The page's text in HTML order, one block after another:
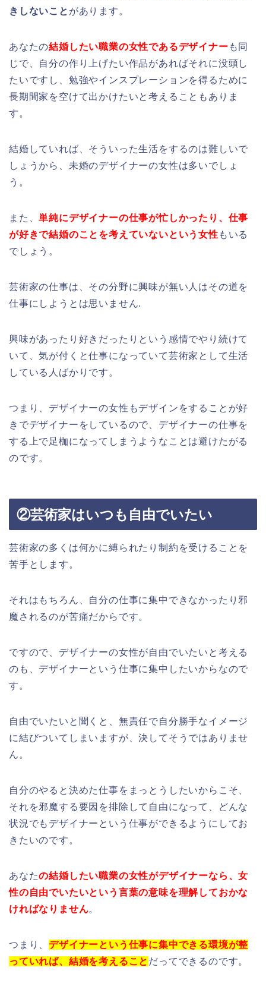
きしないこと があります。
あなたの結婚したい職業の女性であるデザイナー も同
じで、自分の作り上げたい作品があればそれに没頭し
たいですし、勉強やインスプレーションを得るために
長期間家を空けて出かけたいと考えることもありま
す。
結婚していれば、そういった生活をするのは難しいで
しょうから、未婚のデザイナーの女性は多いでしょ
う。
また、単純にデザイナーの仕事が忙しかったり、 仕事
が好きで結婚のことを考えていないという女性 もいる
でしょう。
芸術家の仕事は、その分野に興味が無い人はその道を
仕事にしようとは思いません.
興味があったり好きだったりという感情でやり続けて
いて、気が付くと仕事になっていて芸術家として生活
している人ばかりです。
つまり、デザイナーの女性もデザインをすることが好
きでデザイナーをしているので、デザイナーの仕事を
する上で足枷になってしまうようなことは避けたがる
のです。
②芸術家はいつも自由でいたい
芸術家の多くは何かに縛られたり制約を受けることを
苦手とします。
それはもちろん、自分の仕事に集中できなかったり邪
魔されるのが苦痛だからです。
ですので、デザイナーの女性が自由でいたいと考える
のも、デザイナーという仕事に集中したいからなので
す。
自由でいたいと聞くと、無責任で自分勝手なイメージ
に結びついてしまいますが、決してそうではありませ
ん。
自分のやると決めた仕事をまっとうしたいからこそ、
それを邪魔する要因を排除して自由になって、どんな
状況でもデザイナーという仕事ができるようにしてお
きたいのです。
あなたの結婚したい職業の女性がデザイナーなら、女
性の自由でいたいという言葉の意味を理解しておかな
ければなりません。
つまり、デザイナーという仕事に集中できる環境が整
っていれば、 結婚を考えること だってできるのです。